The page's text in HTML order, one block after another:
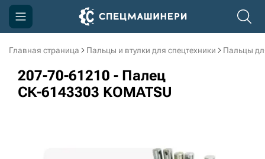
Главная страница Пальцы и втулки для спецтехники Пальцы
207-70-61210 - Палец
СК-6143303 KOMATSU
Компания
Акции